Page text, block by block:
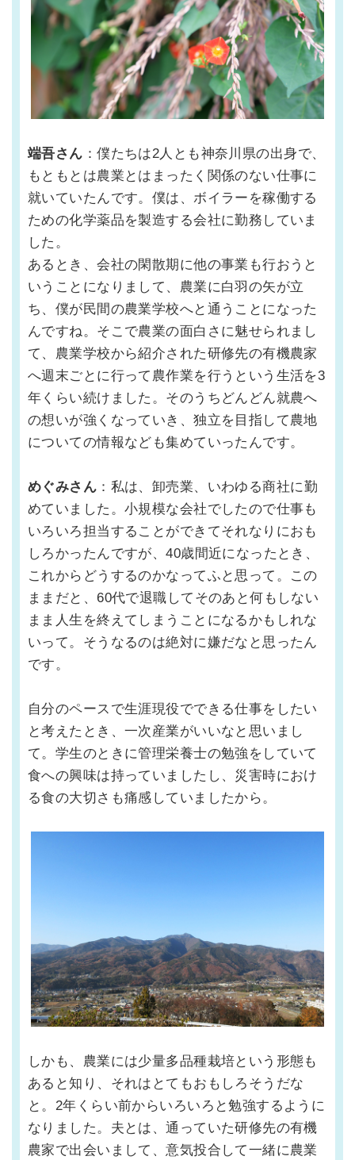
端吾さん ：僕たちは2人とも神奈川県の出身で、
もともとは農業とはまったく関係のない仕事に
就いていたんです。僕は、ボイラーを稼働する
ための化学薬品を製造する会社に勤務していま
した。
あるとき、会社の閑散期に他の事業も行おうと
いうことになりまして、農業に白羽の矢が立
ち、僕が民間の農業学校へと通うことになった
んですね。そこで農業の面白さに魅せられまし
て、農業学校から紹介された研修先の有機農家
へ週末ごとに行って農作業を行うという生活を3
年くらい続けました。そのうちどんどん就農へ
の想いが強くなっていき、独立を目指して農地
についての情報なども集めていったんです。
めぐみさん ：私は、卸売業、いわゆる商社に勤
めていました。小規模な会社でしたので仕事も
いろいろ担当することができてそれなりにおも
しろかったんですが、40歳間近になったとき、
これからどうするのかなってふと思って。この
ままだと、60代で退職してそのあと何もしない
まま人生を終えてしまうことになるかもしれな
いって。そうなるのは絶対に嫌だなと思ったん
です。
自分のペースで生涯現役でできる仕事をしたい
と考えたとき、一次産業がいいなと思いまし
て。学生のときに管理栄養士の勉強をしていて
食への興味は持っていましたし、災害時におけ
る食の大切さも痛感していましたから。
しかも、農業には少量多品種栽培という形態も
あると知り、それはとてもおもしろそうだな
と。2年くらい前からいろいろと勉強するように
なりました。夫とは、通っていた研修先の有機
農家で出会いまして、意気投合して一緒に農業